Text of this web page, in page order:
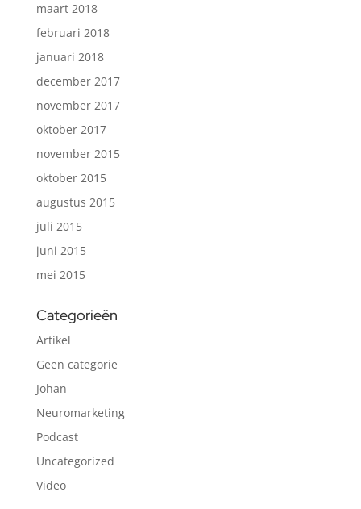
maart 2018
februari 2018
januari 2018
december 2017
november 2017
oktober 2017
november 2015
oktober 2015
augustus 2015
juli 2015
juni 2015
mei 2015
Categorieën
Artikel
Geen categorie
Johan
Neuromarketing
Podcast
Uncategorized
Video